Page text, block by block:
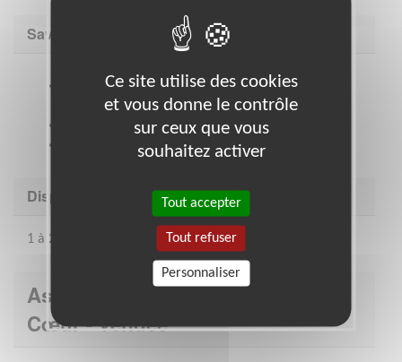
Savoir être & compétences
Adhésion aux valeurs de solidarité, neutralité et
bienveillance des Restos
Connaissances en logistique
Connaissance des outils informatiques (tableurs)
Disponibilité demandée
1 à 2 jours par semaine
Association : Les Restaurants du
Cœur - Vendée
Ce site utilise des cookies
et vous donne le contrôle
sur ceux que vous
souhaitez activer
Tout accepter
Tout refuser
Personnaliser